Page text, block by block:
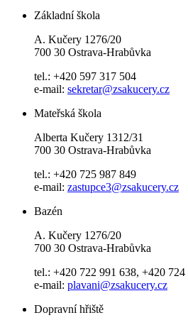
Základní škola
A. Kučery 1276/20
700 30 Ostrava-Hrabůvka
tel.: +420 597 317 504
e-mail: sekretar@zsakucery.cz
Mateřská škola
Alberta Kučery 1312/31
700 30 Ostrava-Hrabůvka
tel.: +420 725 987 849
e-mail: zastupce3@zsakucery.cz
Bazén
A. Kučery 1276/20
700 30 Ostrava-Hrabůvka
tel.: +420 722 991 638, +420 724
e-mail: plavani@zsakucery.cz
Dopravní hřiště